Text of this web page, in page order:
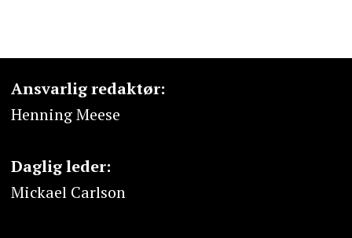
Ansvarlig redaktør:
Henning Meese
Daglig leder:
Mickael Carlson